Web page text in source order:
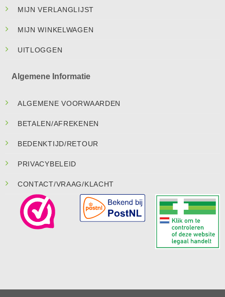
MIJN VERLANGLIJST
MIJN WINKELWAGEN
UITLOGGEN
Algemene Informatie
ALGEMENE VOORWAARDEN
BETALEN/AFREKENEN
BEDENKTIJD/RETOUR
PRIVACYBELEID
CONTACT/VRAAG/KLACHT